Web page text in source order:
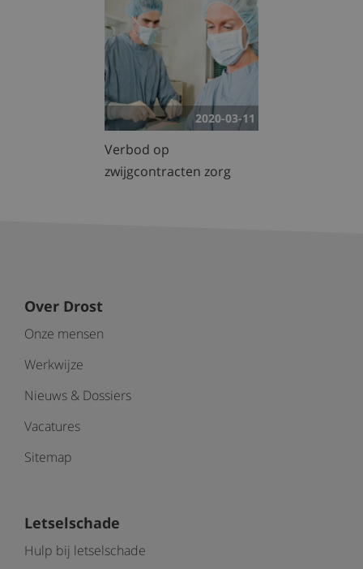
2020-03-11
Verbod op
zwijgcontracten zorg
Over Drost
Onze mensen
Werkwijze
Nieuws & Dossiers
Vacatures
Sitemap
Letselschade
Hulp bij letselschade